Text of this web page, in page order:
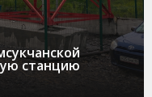
станцию